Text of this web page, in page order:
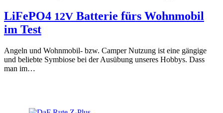
LiFePO4 12V Batterie fürs Wohnmobil
im Test
Angeln und Wohnmobil- bzw. Camper Nutzung ist eine gängige
und beliebte Symbiose bei der Ausübung unseres Hobbys. Dass
man im…